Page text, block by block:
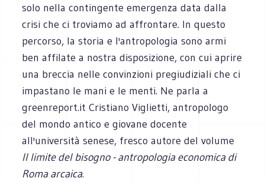
solo nella contingente emergenza data dalla
crisi che ci troviamo ad affrontare. In questo
percorso, la storia e l'antropologia sono armi
ben affilate a nostra disposizione, con cui aprire
una breccia nelle convinzioni pregiudiziali che ci
impastano le mani e le menti. Ne parla a
greenreport.it Cristiano Viglietti, antropologo
del mondo antico e giovane docente
all'università senese, fresco autore del volume
Il limite del bisogno - antropologia economica di
Roma arcaica.